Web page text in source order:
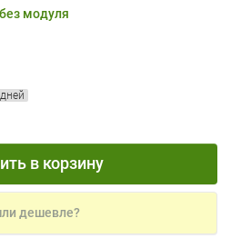
модуля
в корзину
дешевле?